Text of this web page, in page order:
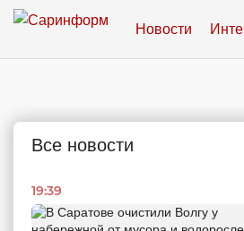
Новости
Все новости
19:39